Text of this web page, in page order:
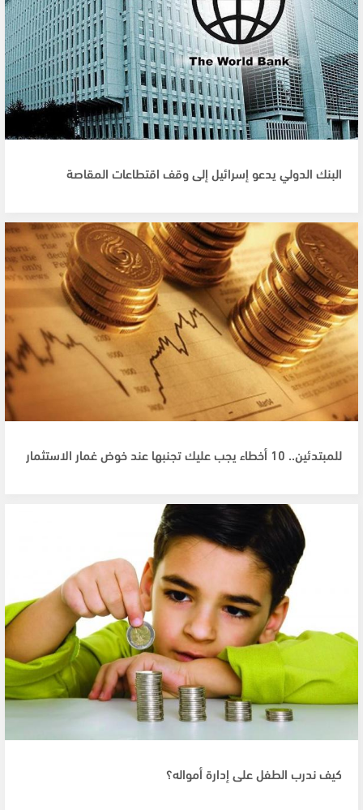
البنك الدولي يدعو إسرائيل إلى وقف اقتطاعات المقاصة
للمبتدئين.. 10 أخطاء يجب عليك تجنبها عند خوض غمار الاستثمار
كيف ندرب الطفل على إدارة أمواله؟